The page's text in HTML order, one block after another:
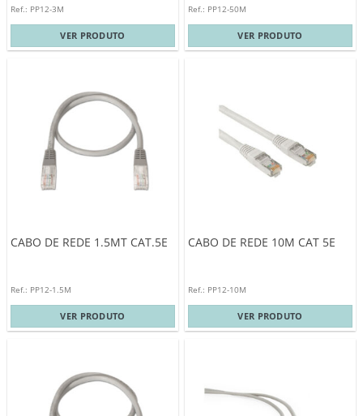
Ref.: PP12-3M
VER PRODUTO
Ref.: PP12-50M
VER PRODUTO
CABO DE REDE 1.5MT CAT.5E
Ref.: PP12-1.5M
VER PRODUTO
CABO DE REDE 10M CAT 5E
Ref.: PP12-10M
VER PRODUTO